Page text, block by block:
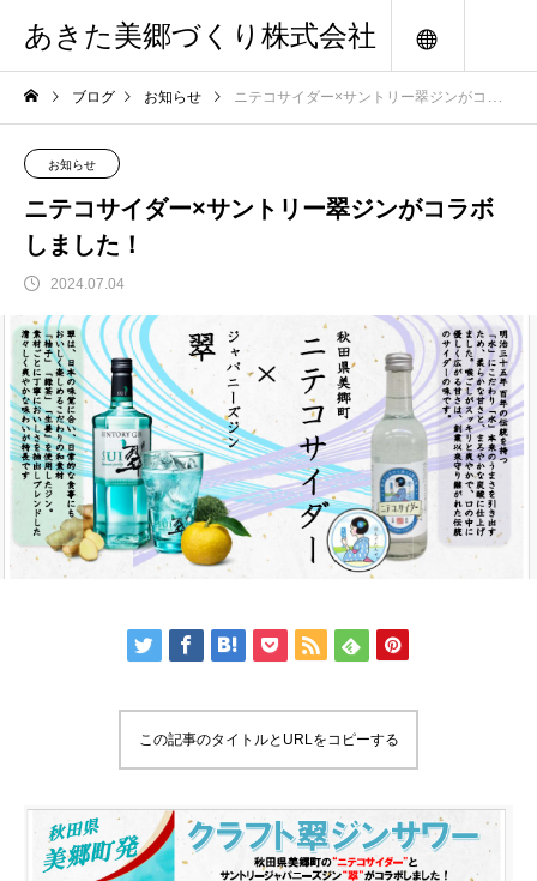
あきた美郷づくり株式会社
ブログ お知らせ ニテコサイダー×サントリー翠ジンがコラボしました！
お知らせ
ニテコサイダー×サントリー翠ジンがコラボ
しました！
2024.07.04
この記事のタイトルとURLをコピーする